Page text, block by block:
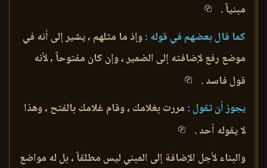
مبنياً .
كما قال بعضهم في قوله :وإذ ما مثلهم ، يشير إلى أنه في
موضع رفع لإضافته إلى الضمير ، وإن كان مفتوحاً ، لأنه
قول فاسد .
يجوز أن تقول : مررت بغلامك ، وقام غلامك بالفتح ، وهذا
لا يقوله أحد .
والبناء لأجل الإضافة إلى المبني ليس مطلقاً ، بل له مواضع